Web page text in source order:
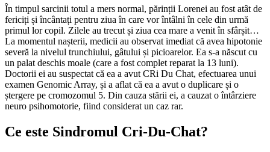
În timpul sarcinii totul a mers normal, părinții Lorenei au fost atât de
fericiți și încântați pentru ziua în care vor întâlni în cele din urmă
primul lor copil. Zilele au trecut și ziua cea mare a venit în sfârșit…
La momentul nașterii, medicii au observat imediat că avea hipotonie
severă la nivelul trunchiului, gâtului și picioarelor. Ea s-a născut cu
un palat deschis moale (care a fost complet reparat la 13 luni).
Doctorii ei au suspectat că ea a avut CRi Du Chat, efectuarea unui
examen Genomic Array, și a aflat că ea a avut o duplicare și o
ștergere pe cromozomul 5. Din cauza stării ei, a cauzat o întârziere
neuro psihomotorie, fiind considerat un caz rar.
Ce este Sindromul Cri-Du-Chat?